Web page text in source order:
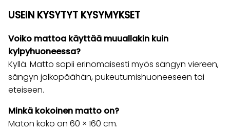
USEIN KYSYTYT KYSYMYKSET
Voiko mattoa käyttää muuallakin kuin
kylpyhuoneessa?
Kyllä. Matto sopii erinomaisesti myös sängyn viereen,
sängyn jalkopäähän, pukeutumishuoneeseen tai
eteiseen.
Minkä kokoinen matto on?
Maton koko on 60 × 160 cm.